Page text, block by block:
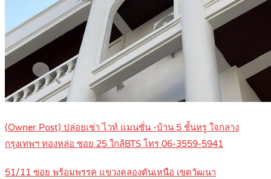
(Owner Post) ปล่อยเช่า ไวท์ แมนชั่น -บ้าน 5 ชั้นหรู ใจกลาง
กรุงเทพฯ ทองหล่อ ซอย 25 ใกล้BTS โทร 06-3559-5941
51/11 ซอย พร้อมพรรค แขวงคลองตันเหนือ เขตวัฒนา